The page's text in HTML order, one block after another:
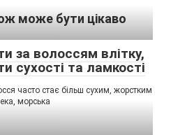
може бути цікаво
за волоссям влітку,
сухості та ламкості
часто стає більш сухим, жорстким
морська